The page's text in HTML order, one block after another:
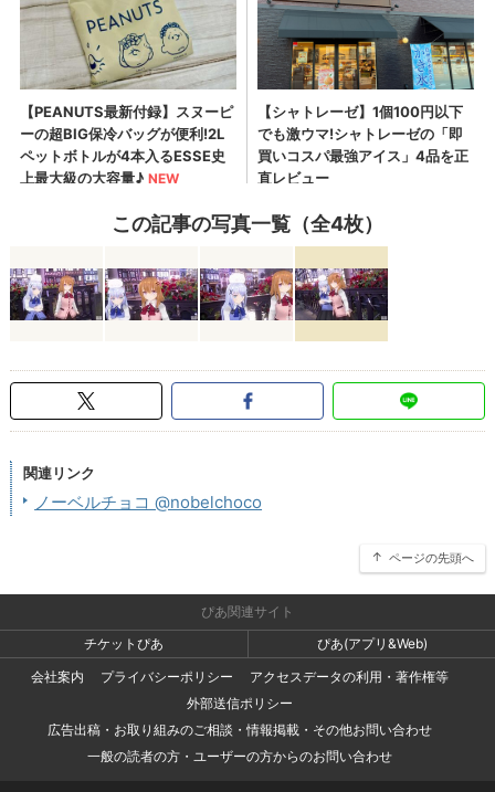
この記事の写真一覧（全4枚）
関連リンク
ノーベルチョコ @nobelchoco
ページの先頭へ
ぴあ関連サイト
チケットぴあ
ぴあ(アプリ&Web)
会社案内
プライバシーポリシー
アクセスデータの利用・著作権等
外部送信ポリシー
広告出稿・お取り組みのご相談・情報掲載・その他お問い合わせ
一般の読者の方・ユーザーの方からのお問い合わせ